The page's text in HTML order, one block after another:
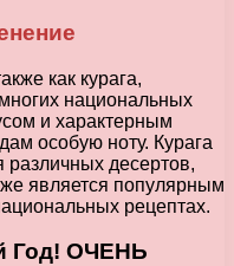
как курага,
национальных
и характерным
особую ноту. Курага
различных десертов,
является популярным
рецептах.
Год! ОЧЕНЬ